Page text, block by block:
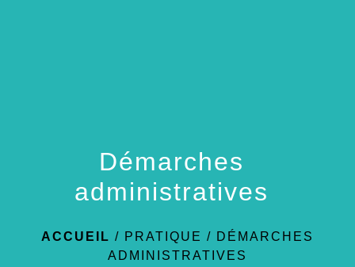
Démarches
administratives
ACCUEIL / PRATIQUE / DÉMARCHES
ADMINISTRATIVES